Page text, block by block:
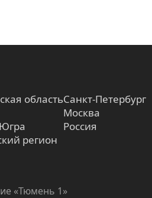
область
регион
Санкт-Петербург
Москва
Россия
«Тюмень 1»